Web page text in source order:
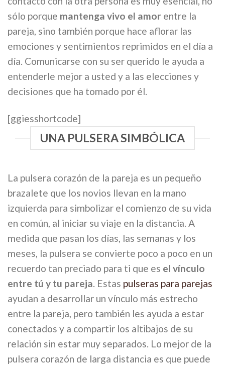
sólo porque mantenga vivo el amor entre la
pareja, sino también porque hace aflorar las
emociones y sentimientos reprimidos en el día a
día. Comunicarse con su ser querido le ayuda a
entenderle mejor a usted y a las elecciones y
decisiones que ha tomado por él.
[ggiesshortcode]
UNA PULSERA SIMBÓLICA
La pulsera corazón de la pareja es un pequeño
brazalete que los novios llevan en la mano
izquierda para simbolizar el comienzo de su vida
en común, al iniciar su viaje en la distancia. A
medida que pasan los días, las semanas y los
meses, la pulsera se convierte poco a poco en un
recuerdo tan preciado para ti que es el vínculo
entre tú y tu pareja . Estas pulseras para parejas
ayudan a desarrollar un vínculo más estrecho
entre la pareja, pero también les ayuda a estar
conectados y a compartir los altibajos de su
relación sin estar muy separados. Lo mejor de la
pulsera corazón de larga distancia es que puede